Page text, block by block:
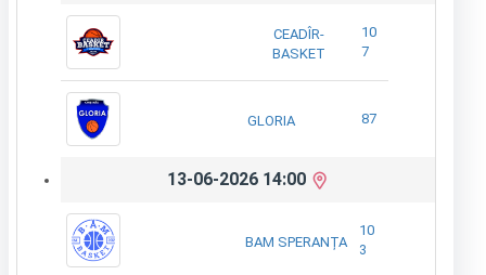
CEADÎR-
BASKET
10
7
GLORIA 87
13-06-2026 14:00
BAM SPERANȚA
10
3